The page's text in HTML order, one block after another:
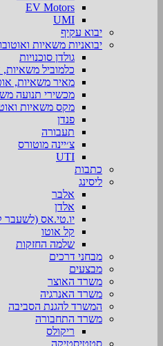
EV Motors
UMI
יבוא עקיף
יבואניות משאיות
גולדן סוכנויות
כלמוביל משאיות,
מאיר משאיות,
מכשירי תנועה
מקס משאיות
פנדן
תעבורה
צ׳יינה מוטורס
UTI
כתבות
ליסינג
אלבר
אלדן
יו.טי.אס (לשעבר
קל אוטו
שלמה החזקות
מבחני דרכים
מבצעים
משרד האוצר
משרד האנרגיה
המשרד להגנת הסביבה
משרד התחבורה
ריקולס
סטטיסטיקה